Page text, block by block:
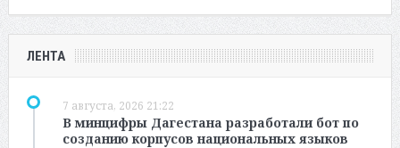
ЛЕНТА
7 августа, 2026 21:22
В минцифры Дагестана разработали бот по
созданию корпусов национальных языков